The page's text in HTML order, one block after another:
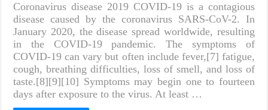
Coronavirus disease 2019 COVID-19 is a contagious
disease caused by the coronavirus SARS-CoV-2. In
January 2020, the disease spread worldwide, resulting
in the COVID-19 pandemic. The symptoms of
COVID‑19 can vary but often include fever,[7] fatigue,
cough, breathing difficulties, loss of smell, and loss of
taste.[8][9][10] Symptoms may begin one to fourteen
days after exposure to the virus. At least …